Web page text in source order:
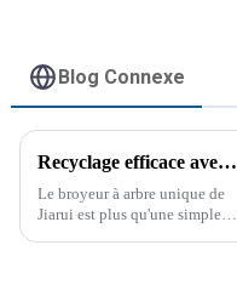
Blog Connexe
Recyclage efficace avec le broyeur à arbre unique
Le broyeur à arbre unique de
Jiarui est plus qu'une simple